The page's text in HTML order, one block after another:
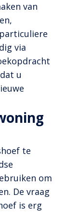
van
via
u
te
om
De vraag
is erg